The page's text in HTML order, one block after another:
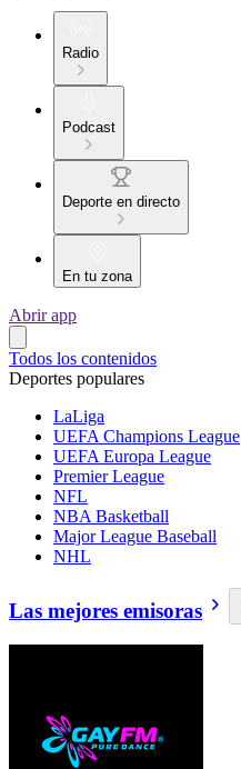
Radio
Podcast
Deporte en directo
En tu zona
Abrir app
Todos los contenidos
Deportes populares
LaLiga
UEFA Champions League
UEFA Europa League
Premier League
NFL
NBA Basketball
Major League Baseball
NHL
Las mejores emisoras